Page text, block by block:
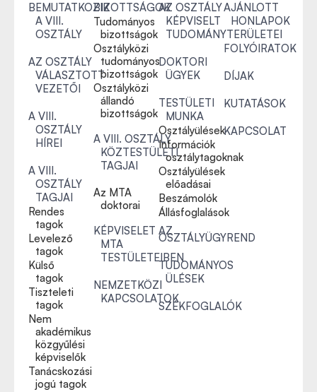
BEMUTATKOZIK
A VIII.
OSZTÁLY
AZ OSZTÁLY
VÁLASZTOTT
VEZETŐI
A VIII.
OSZTÁLY
HÍREI
A VIII.
OSZTÁLY
TAGJAI
Rendes
tagok
Levelező
tagok
Külső
tagok
Tiszteleti
tagok
Nem
akadémikus
közgyűlési
képviselők
Tanácskozási
jogú tagok
BIZOTTSÁGOK
Tudományos
bizottságok
Osztályközi
tudományos
bizottságok
Osztályközi
állandó
bizottságok
A VIII. OSZTÁLY
KÖZTESTÜLETI
TAGJAI
Az MTA
doktorai
KÉPVISELET AZ
MTA
TESTÜLETEIBEN
NEMZETKÖZI
KAPCSOLATOK
AZ OSZTÁLY
KÉPVISELT
TUDOMÁNYTERÜLETEI
DOKTORI
ÜGYEK
TESTÜLETI
MUNKA
Osztályülések
Információk
osztálytagoknak
Osztályülések
előadásai
Beszámolók
Állásfoglalások
OSZTÁLYÜGYREND
TUDOMÁNYOS
ÜLÉSEK
SZÉKFOGLALÓK
AJÁNLOTT
HONLAPOK
FOLYÓIRATOK
DÍJAK
KUTATÁSOK
KAPCSOLAT